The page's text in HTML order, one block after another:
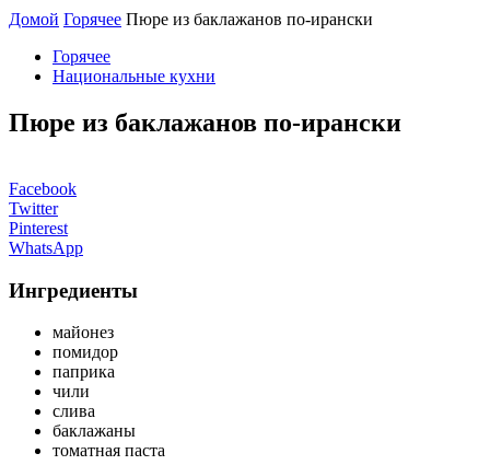
Домой Горячее Пюре из баклажанов по-ирански
Горячее
Национальные кухни
Пюре из баклажанов по-ирански
Facebook
Twitter
Pinterest
WhatsApp
Ингредиенты
майонез
помидор
паприка
чили
слива
баклажаны
томатная паста